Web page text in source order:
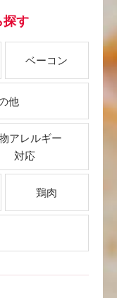
探す
ベーコン
他
アレルギー
対応
鶏肉